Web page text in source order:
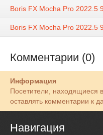
Boris FX Mocha Pro 2022.5
Boris FX Mocha Pro 2022.5
Комментарии (0)
Информация
Посетители, находящиеся
оставлять комментарии к
Навигация